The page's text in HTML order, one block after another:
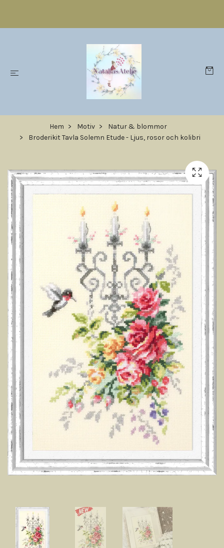
Hem Motiv
Natur & blommor
Broderikit Tavla Solemn Etude - Ljus, rosor och kolibri